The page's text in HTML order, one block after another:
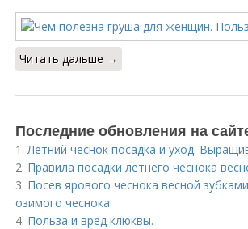
Читать дальше →
Последние обновления на
1.Летний чеснок посадка и уход.
2. Правила посадки летнего чеснока
3. Посев ярового чеснока весной
озимого чеснока
4. Польза и вред клюквы.